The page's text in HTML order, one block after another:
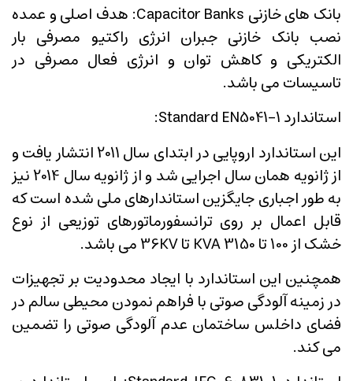
بانک های خازنی Capacitor Banks: هدف اصلی و عمده
نصب بانک خازنی جبران انرژی راکتیو مصرفی بار
الکتریکی و کاهش توان و انرژی فعال مصرفی در
تاسیسات می باشد.
استاندارد Standard EN5041-1:
این استاندارد اروپایی در ابتدای سال 2011 انتشار یافت و
از ژانویه همان سال اجرایی شد و از ژانویه سال 2014 نیز
به طور اجباری جایگزین استاندارهای ملی شده است که
قابل اعمال بر روی ترانسفورماتورهای توزیعی از نوع
خشک از 100 تا 3150 KVA تا 36KV می باشد.
همچنین این استاندارد با ایجاد محدودیت بر تجهیزات
در زمینه آلودگی صوتی با فراهم نمودن محیطی سالم در
فضای داخلس ساختمان عدم آلودگی صوتی را تضمین
می کند.